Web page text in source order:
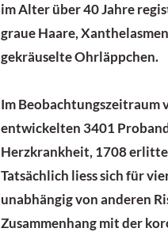
im Alter über 40 Jahre
graue Haare,
gekräuselte Ohrläppchen.
Im Beobachtungszeitraum
entwickelten 3401
Herzkrankheit, 1708
Tatsächlich liess sich für
unabhängig von anderen
Zusammenhang mit der